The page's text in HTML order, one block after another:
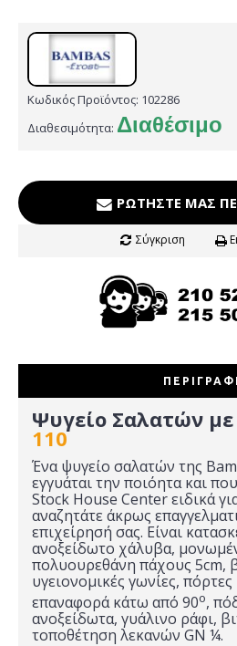
Κωδικός Προϊόντος: 102286
Διαθεσιμότητα: Διαθέσιμο
ΡΩΤΉΣΤΕ ΜΑΣ
Σύγκριση
Ψυγείο Σαλατών με
110
Ένα ψυγείο σαλατών της
εγγυάται την ποιόητα και
Stock House Center ειδικά
αναζητάτε άκρως
επιχείρησή σας. Είναι
ανοξείδωτο χάλυβα,
πολυουρεθάνη πάχους 5cm,
υγειονομικές γωνίες,
επαναφορά κάτω από 90ο,
ανοξείδωτα, γυάλινο ράφι,
τοποθέτηση λεκανών GN ¼.